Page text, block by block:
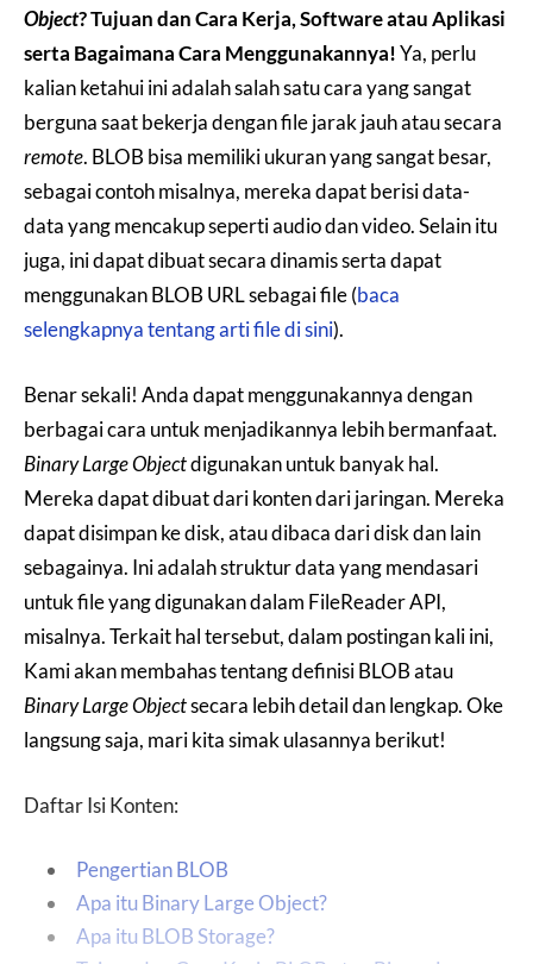
Object? Tujuan dan Cara Kerja, Software atau Aplikasi
serta Bagaimana Cara Menggunakannya!Ya, perlu
kalian ketahui ini adalah salah satu cara yang sangat
berguna saat bekerja dengan file jarak jauh atau secara
remote. BLOB bisa memiliki ukuran yang sangat besar,
sebagai contoh misalnya, mereka dapat berisi data-
data yang mencakup seperti audio dan video. Selain itu
juga, ini dapat dibuat secara dinamis serta dapat
menggunakan BLOB URL sebagai file (baca
selengkapnya tentang arti file di sini).
Benar sekali! Anda dapat menggunakannya dengan
berbagai cara untuk menjadikannya lebih bermanfaat.
Binary Large Objectdigunakan untuk banyak hal.
Mereka dapat dibuat dari konten dari jaringan. Mereka
dapat disimpan ke disk, atau dibaca dari disk dan lain
sebagainya. Ini adalah struktur data yang mendasari
untuk file yang digunakan dalam FileReader API,
misalnya. Terkait hal tersebut, dalam postingan kali ini,
Kami akan membahas tentang definisi BLOB atau
Binary Large Objectsecara lebih detail dan lengkap. Oke
langsung saja, mari kita simak ulasannya berikut!
Daftar Isi Konten:
Pengertian BLOB
Apa itu Binary Large Object?
Apa itu BLOB Storage?